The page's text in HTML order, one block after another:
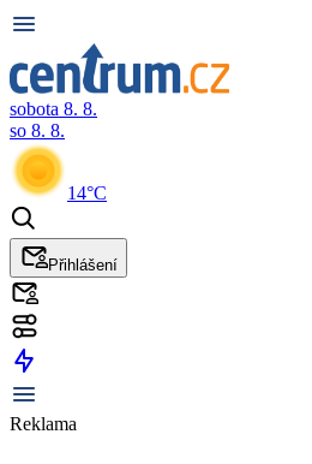
sobota 8. 8.
so 8. 8.
14°C
Přihlášení
Reklama